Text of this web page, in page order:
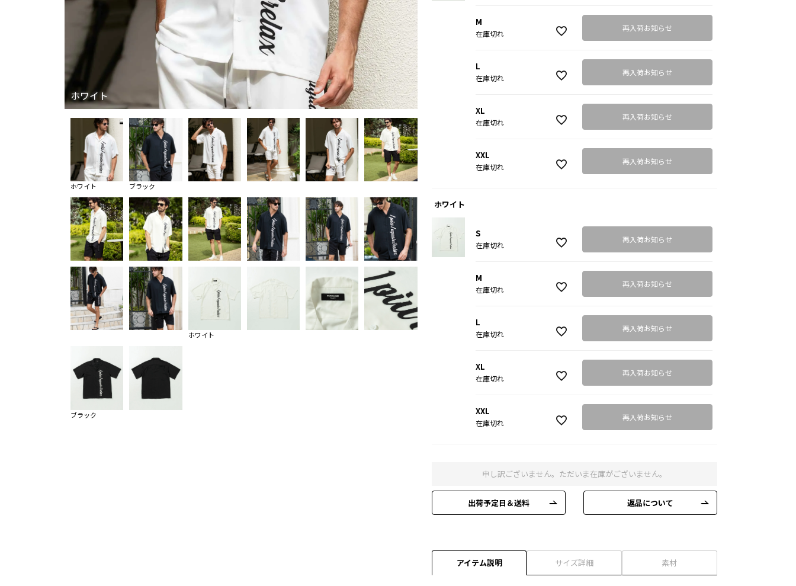
ホワイト
ホワイト ブラック
ホワイト
ブラック
M
在庫切れ
再入荷お知らせ
L
在庫切れ
再入荷お知らせ
XL
在庫切れ
再入荷お知らせ
XXL
在庫切れ
再入荷お知らせ
ホワイト
S
在庫切れ
再入荷お知らせ
M
在庫切れ
再入荷お知らせ
L
在庫切れ
再入荷お知らせ
XL
在庫切れ
再入荷お知らせ
XXL
在庫切れ
再入荷お知らせ
申し訳ございません。ただいま在庫がございません。
出荷予定日＆送料 返品について
アイテム説明 サイズ詳細 素材